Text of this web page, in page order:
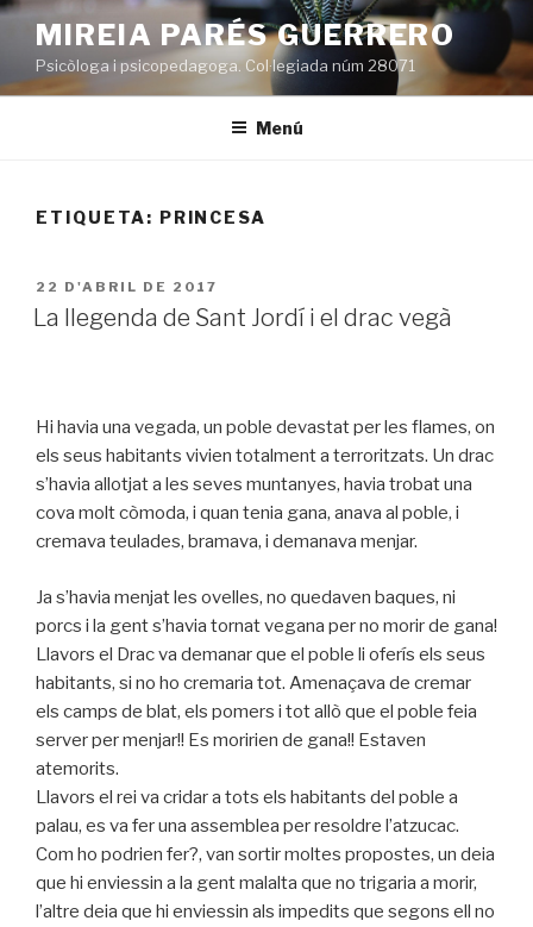
Vés
contingut
MIREIA PARÉS GUERRERO
Psicòloga i psicopedagoga. Col·legiada núm 28071
Menú
ETIQUETA: PRINCESA
PUBLICAT
A
22 D'ABRIL DE 2017
La llegenda de Sant Jordí i el drac vegà
Hi havia una vegada, un poble devastat per les flames, on
els seus habitants vivien totalment a terroritzats. Un drac
s’havia allotjat a les seves muntanyes, havia trobat una
cova molt còmoda, i quan tenia gana, anava al poble, i
cremava teulades, bramava, i demanava menjar.
Ja s’havia menjat les ovelles, no quedaven baques, ni
porcs i la gent s’havia tornat vegana per no morir de gana!
Llavors el Drac va demanar que el poble li oferís els seus
habitants, si no ho cremaria tot. Amenaçava de cremar
els camps de blat, els pomers i tot allò que el poble feia
server per menjar!! Es moririen de gana!! Estaven
atemorits.
Llavors el rei va cridar a tots els habitants del poble a
palau, es va fer una assemblea per resoldre l’atzucac.
Com ho podrien fer?, van sortir moltes propostes, un deia
que hi enviessin a la gent malalta que no trigaria a morir,
l’altre deia que hi enviessin als impedits que segons ell no